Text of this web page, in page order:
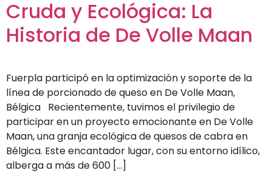
Cruda y Ecológica: La
Historia de De Volle Maan
Fuerpla participó en la optimización y soporte de la
línea de porcionado de queso en De Volle Maan,
Bélgica Recientemente, tuvimos el privilegio de
participar en un proyecto emocionante en De Volle
Maan, una granja ecológica de quesos de cabra en
Bélgica. Este encantador lugar, con su entorno idílico,
alberga a más de 600 […]